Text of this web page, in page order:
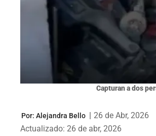
Capturan a dos
Por: Alejandra Bello | 26 de Abr, 2026
Actualizado: 26 de abr, 2026